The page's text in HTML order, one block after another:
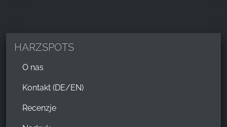
HARZSPOTS
O nas
Kontakt (DE/EN)
Recenzje